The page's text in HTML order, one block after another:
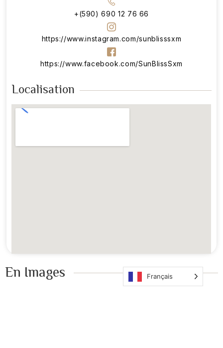
+(590) 690 12 76 66
https://www.instagram.com/sunblisssxm
https://www.facebook.com/SunBlissSxm
Localisation
En Images ​ Français